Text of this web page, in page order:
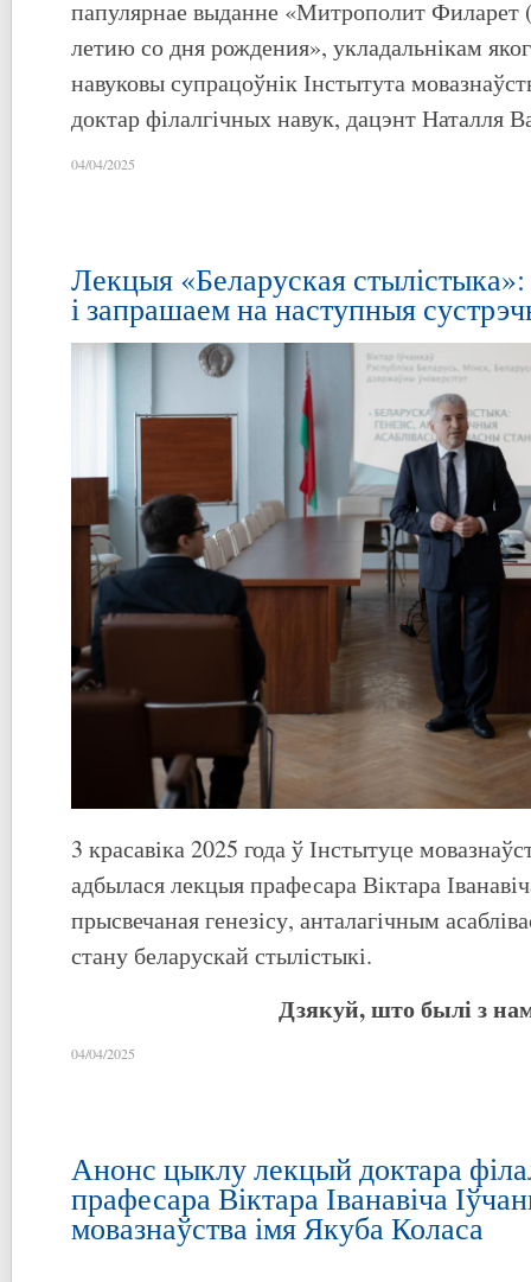
папулярнае выданне «Митрополит Филарет
летию со дня рождения», укладальнікам
навуковы супрацоўнік Інстытута
доктар філалгічных навук, дацэнт Наталля
04/04/2025
Лекцыя «Беларуская стылістыка»:
і запрашаем на наступныя
3 красавіка 2025 года ў Інстытуце
адбылася лекцыя прафесара Віктара
прысвечаная генезісу, анталагічным
стану беларускай стылістыкі.
Дзякуй, што былі з
04/04/2025
Анонс цыклу лекцый доктара
прафесара Віктара Іванавіча
мовазнаўства імя Якуба Коласа